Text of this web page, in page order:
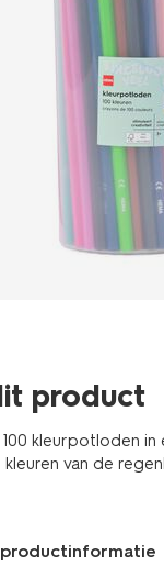
product
100 kleurpotloden
kleuren van de